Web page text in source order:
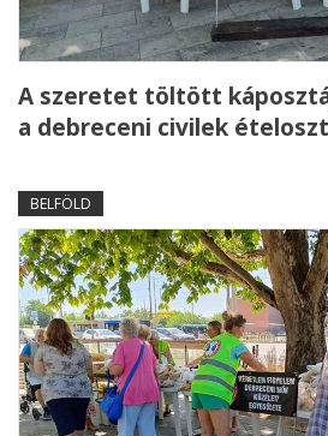
A szeretet töltött
a debreceni civilek
BELFÖLD